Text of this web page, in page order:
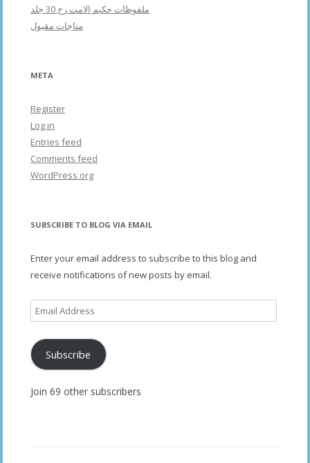
ملفوظات حکیم الامت رح 30 جلد
مناجات مقبول
META
Register
Log in
Entries feed
Comments feed
WordPress.org
SUBSCRIBE TO BLOG VIA EMAIL
Enter your email address to subscribe to this blog and
receive notifications of new posts by email.
Email
Address
Subscribe
Join 69 other subscribers